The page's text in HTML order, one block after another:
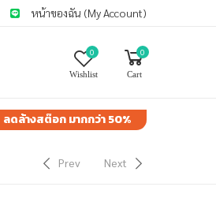
หน้าของฉัน (My Account)
0
Wishlist
0
Cart
ลดล้างสต๊อกมากกว่า 50%
Prev Next